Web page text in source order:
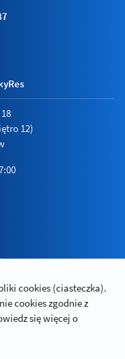
12)
cookies (ciasteczka).
cookies zgodnie z
się więcej o